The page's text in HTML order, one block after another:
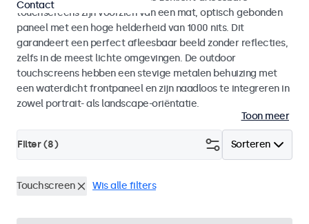
touchscreens zijn voorzien van een mat, optisch gebonden
paneel met een hoge helderheid van 1000 nits. Dit
garandeert een perfect afleesbaar beeld zonder reflecties,
zelfs in de meest lichte omgevingen. De outdoor
touchscreens hebben een stevige metalen behuizing met
een waterdicht frontpaneel en zijn naadloos te integreren in
zowel portrait- als landscape-oriëntatie.
Toon meer
Sorteren
Filter (8)
Touchscreen Wis alle filters
Contact